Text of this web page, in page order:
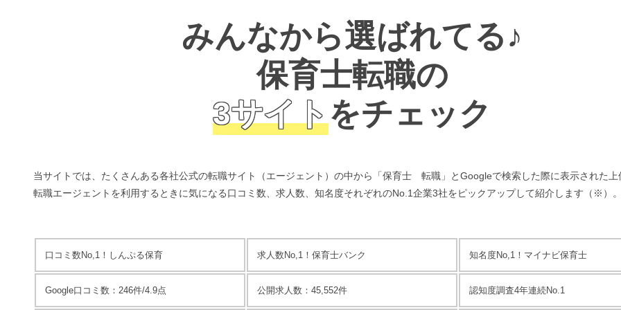
みんなから選ばれてる♪
保育士転職の
3サイトをチェック
当サイトでは、たくさんある各社公式の転職サイト（エージェント）の中から「保育士 転職」とGoogleで検索した際に表示された上
転職エージェントを利用するときに気になる口コミ数、求人数、知名度それぞれのNo.1企業3社をピックアップして紹介 します（※）。
口コミ数No,1！ しんぷる保育 求人数No,1！ 保育士バンク 知名度No,1！ マイナビ保育士
Google口コミ数：246件/4.9点 公開求人数：45,552件 認知度調査4年連続No.1